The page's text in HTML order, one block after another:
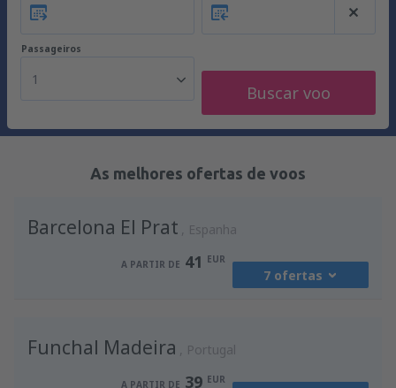
Passageiros
1
Buscar voo
As melhores ofertas de voos
Barcelona El Prat Espanha
A PARTIR DE 41 EUR
7 ofertas
A PARTIR DE 41EUR
Funchal Madeira Portugal
A PARTIR DE 39 EUR